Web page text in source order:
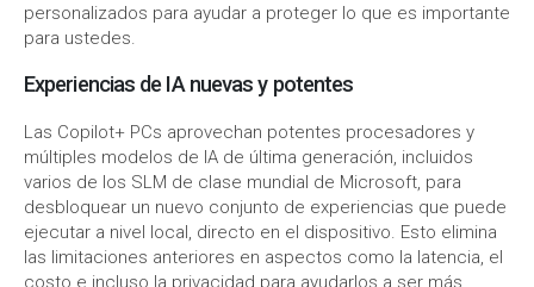
personalizados para ayudar a proteger lo que es importante
para ustedes.
Experiencias de IA nuevas y potentes
Las Copilot+ PCs aprovechan potentes procesadores y
múltiples modelos de IA de última generación, incluidos
varios de los SLM de clase mundial de Microsoft, para
desbloquear un nuevo conjunto de experiencias que puede
ejecutar a nivel local, directo en el dispositivo. Esto elimina
las limitaciones anteriores en aspectos como la latencia, el
costo e incluso la privacidad para ayudarlos a ser más